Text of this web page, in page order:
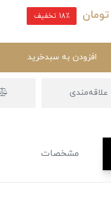
تومان 18٪ تخفیف
افزودن به سبدخرید
مشخصات